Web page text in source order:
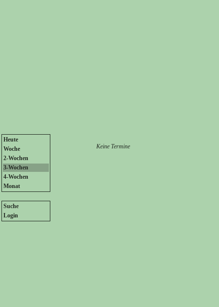
Heute
Woche
2-Wochen
3-Wochen
4-Wochen
Monat
Suche
Login
Keine Termine